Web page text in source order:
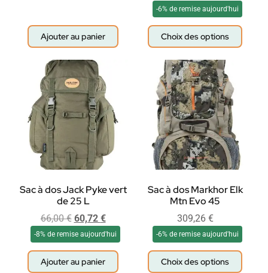
Ajouter au panier
-6% de remise aujourd'hui
Choix des options
Sac à dos Jack Pyke vert
de 25 L
66,00€ 60,72 €
-8% de remise aujourd'hui
Ajouter au panier
Sac à dos Markhor Elk
Mtn Evo 45
309,26 €
-6% de remise aujourd'hui
Choix des options